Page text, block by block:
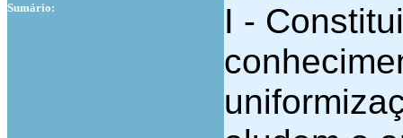
Sumário:
I -